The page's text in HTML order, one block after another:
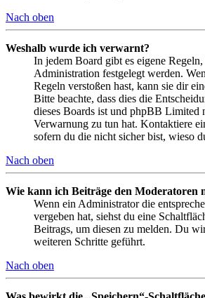
Nach oben
Weshalb wurde ich verwarnt?
In jedem Board gibt es eigene
Administration festgelegt werden.
Regeln verstoßen hast, kann sie dir
Bitte beachte, dass dies die
dieses Boards ist und phpBB Limited
Verwarnung zu tun hat. Kontaktiere
sofern du die nicht sicher bist, wieso
Nach oben
Wie kann ich Beiträge den Moderatoren
Wenn ein Administrator die
vergeben hat, siehst du eine
Beitrags, um diesen zu melden. Du
weiteren Schritte geführt.
Nach oben